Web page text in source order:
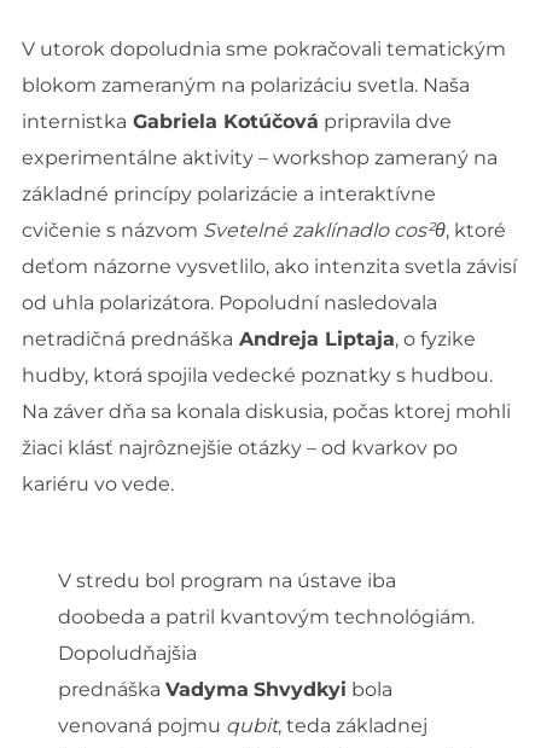
V utorok dopoludnia sme pokračovali tematickým
blokom zameraným na polarizáciu svetla. Naša
internistka Gabriela Kotúčová pripravila dve
experimentálne aktivity – workshop zameraný na
základné princípy polarizácie a interaktívne
cvičenie s názvom Svetelné zaklínadlo cos²θ, ktoré
deťom názorne vysvetlilo, ako intenzita svetla závisí
od uhla polarizátora. Popoludní nasledovala
netradičná prednáška Andreja Liptaja, o fyzike
hudby, ktorá spojila vedecké poznatky s hudbou.
Na záver dňa sa konala diskusia, počas ktorej mohli
žiaci klásť najrôznejšie otázky – od kvarkov po
kariéru vo vede.
V stredu bol program na ústave iba
doobeda a patril kvantovým technológiám.
Dopoludňajšia
prednáška Vadyma Shvydkyi bola
venovaná pojmu qubit, teda základnej